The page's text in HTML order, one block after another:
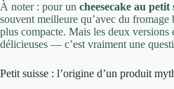
À noter : pour un cheesecake au petit
souvent meilleure qu’avec du fromage
plus compacte. Mais les deux versions
délicieuses — c’est vraiment une
Petit suisse : l’origine d’un produit